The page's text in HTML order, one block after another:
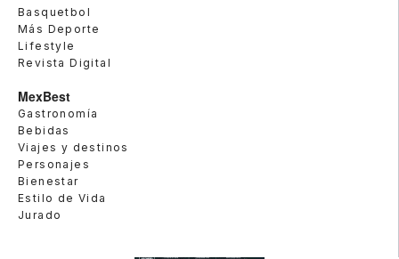
Basquetbol
Más Deporte
Lifestyle
Revista Digital
MexBest
Gastronomía
Bebidas
Viajes y destinos
Personajes
Bienestar
Estilo de Vida
Jurado